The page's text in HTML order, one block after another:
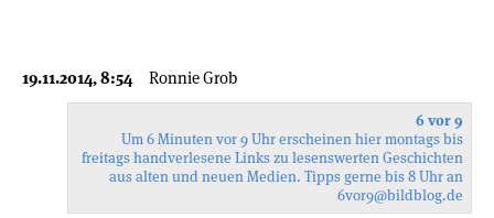
19.11.2014, 8:54 Ronnie Grob
6 vor 9
Um 6 Minuten vor 9 Uhr erscheinen hier montags bis
freitags handverlesene Links zu lesenswerten Geschichten
aus alten und neuen Medien. Tipps gerne bis 8 Uhr an
6vor9@bildblog.de